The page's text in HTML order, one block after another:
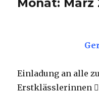
Einladung an alle
Erstklässlerinnen